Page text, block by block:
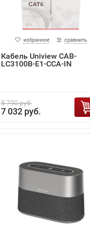
избранное сравнить
Кабель Uniview CAB-
LC3100B-E1-CCA-IN
8 790 руб.
7 032 руб.